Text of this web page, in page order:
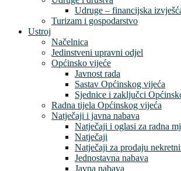
Udruge – financijska
Turizam i gospodarstvo
Ustroj
Načelnica
Jedinstveni upravni odjel
Općinsko vijeće
Javnost rada
Sastav Općinskog vijeća
Sjednice i zaključci
Radna tijela Općinskog vijeća
Natječaji i javna nabava
Natječaji i oglasi za radna
Natječaji
Natječaji za prodaju
Jednostavna nabava
Javna nabava